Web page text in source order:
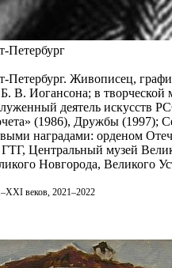
Петербург
Живописец,
В. Иогансона; в
деятель
(1986), Дружбы (1997);
наградами: орденом
ГТГ, Центральный музей
Новгорода, Великого
веков, 2021–2022